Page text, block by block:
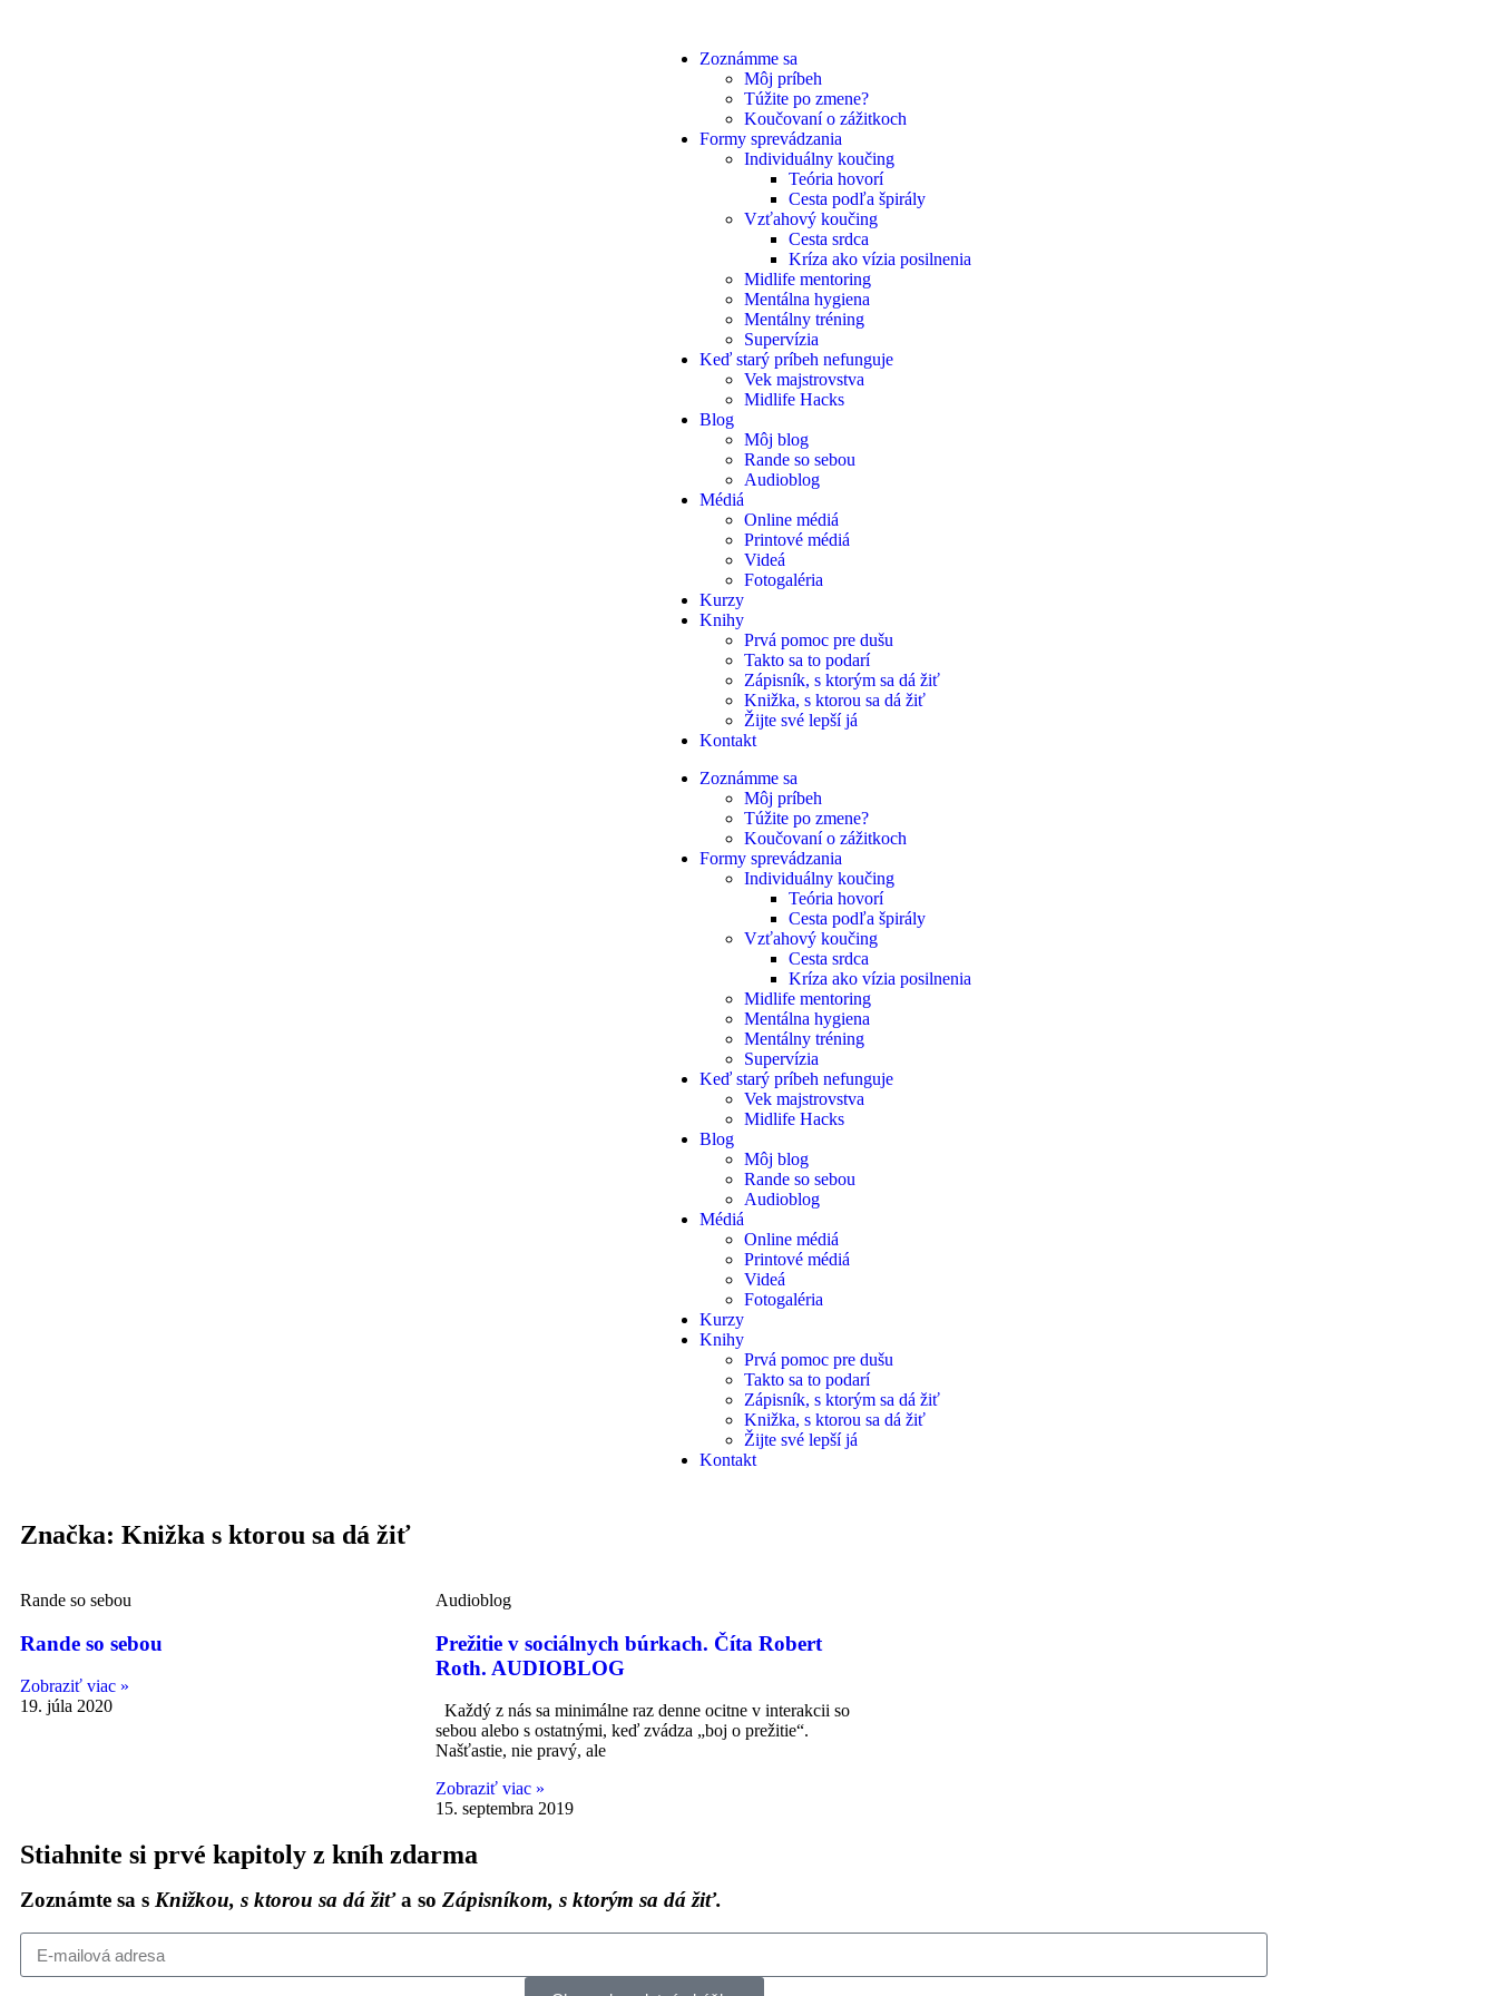
Zoznámme sa
Môj príbeh
Túžite po zmene?
Koučovaní o zážitkoch
Formy sprevádzania
Individuálny koučing
Teória hovorí
Cesta podľa špirály
Vzťahový koučing
Cesta srdca
Kríza ako vízia posilnenia
Midlife mentoring
Mentálna hygiena
Mentálny tréning
Supervízia
Keď starý príbeh nefunguje
Vek majstrovstva
Midlife Hacks
Blog
Môj blog
Rande so sebou
Audioblog
Médiá
Online médiá
Printové médiá
Videá
Fotogaléria
Kurzy
Knihy
Prvá pomoc pre dušu
Takto sa to podarí
Zápisník, s ktorým sa dá žiť
Knižka, s ktorou sa dá žiť
Žijte své lepší já
Kontakt
Zoznámme sa
Môj príbeh
Túžite po zmene?
Koučovaní o zážitkoch
Formy sprevádzania
Individuálny koučing
Teória hovorí
Cesta podľa špirály
Vzťahový koučing
Cesta srdca
Kríza ako vízia posilnenia
Midlife mentoring
Mentálna hygiena
Mentálny tréning
Supervízia
Keď starý príbeh nefunguje
Vek majstrovstva
Midlife Hacks
Blog
Môj blog
Rande so sebou
Audioblog
Médiá
Online médiá
Printové médiá
Videá
Fotogaléria
Kurzy
Knihy
Prvá pomoc pre dušu
Takto sa to podarí
Zápisník, s ktorým sa dá žiť
Knižka, s ktorou sa dá žiť
Žijte své lepší já
Kontakt
Značka: Knižka s ktorou sa dá žiť
Rande so sebou
Rande so sebou
Zobraziť viac »
19. júla 2020
Audioblog
Prežitie v sociálnych búrkach. Číta Robert
Roth. AUDIOBLOG
Každý z nás sa minimálne raz denne ocitne v interakcii so
sebou alebo s ostatnými, keď zvádza „boj o prežitie“.
Našťastie, nie pravý, ale
Zobraziť viac »
15. septembra 2019
Stiahnite si prvé kapitoly z kníh zdarma
Zoznámte sa s Knižkou, s ktorou sa dá žiťa so Zápisníkom, s ktorým sa dá žiť.